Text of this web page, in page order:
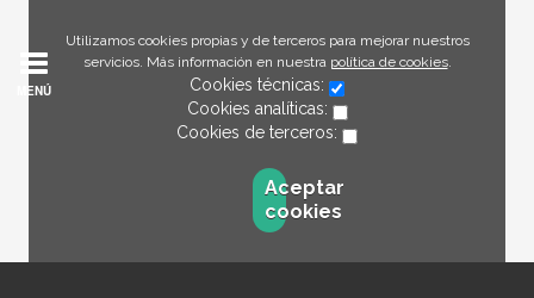
Utilizamos cookies propias y de terceros para mejorar nuestros
servicios. Más información en nuestra política de cookies.
Cookies técnicas:
Cookies analíticas:
Cookies de terceros:
Aceptar
cookies
MENÚ